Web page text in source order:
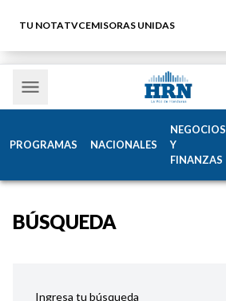
TU NOTATVCEMISORAS UNIDAS
PROGRAMAS NACIONALES
NEGOCIOS
Y
FINANZAS
BÚSQUEDA
Ingresa tu búsqueda